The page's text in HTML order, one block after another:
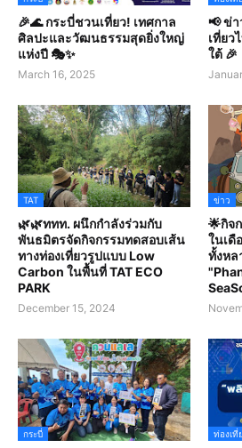
🎉🌊 กระบี่ชวนเที่ยว! เทศกาล
ศิลปะและวัฒนธรรมสุดยิ่งใหญ่
แห่งปี 🎭✨
March 16, 2025
📢 ข่
เที่ยว
ใต้ 🎉
TAT
🌿🌿ททท. ผนึกกำลังร่วมกับ
พันธมิตรจัดกิจกรรมทดสอบเส้น
ทางท่องเที่ยวรูปแบบ Low
Carbon ในพื้นที่ TAT ECO
PARK
December 15, 2024
ข่าว
🌟กิจ
ในเดื
ทั้งหล
กระบี่ ท่องเที่